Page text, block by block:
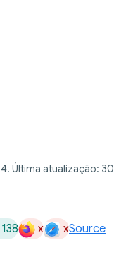
Última atualização: 30
138 x xSource